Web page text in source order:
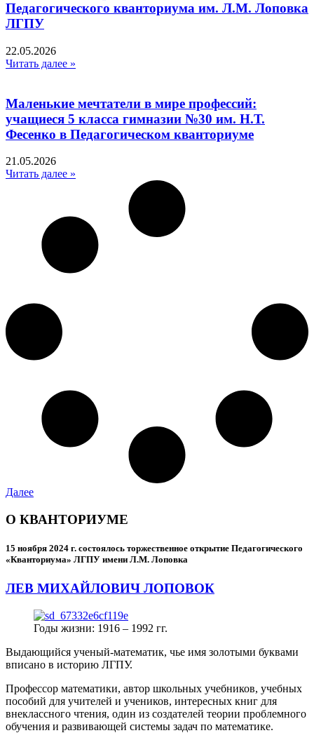
Педагогического кванториума им. Л.М. Лоповка
ЛГПУ
22.05.2026
Читать далее »
Маленькие мечтатели в мире профессий:
учащиеся 5 класса гимназии №30 им. Н.Т.
Фесенко в Педагогическом кванториуме
21.05.2026
Читать далее »
Далее
О КВАНТОРИУМЕ
15 ноября 2024 г. состоялось торжественное открытие Педагогического
«Кванториума» ЛГПУ имени Л.М. Лоповка
ЛЕВ МИХАЙЛОВИЧ ЛОПОВОК
Годы жизни: 1916 – 1992 гг.
Выдающийся ученый-математик, чье имя золотыми буквами
вписано в историю ЛГПУ.
Профессор математики, автор школьных учебников, учебных
пособий для учителей и учеников, интересных книг для
внеклассного чтения, один из создателей теории проблемного
обучения и развивающей системы задач по математике.